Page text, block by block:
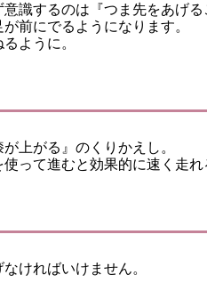
識するのは『つま先をあげる
前にでるようになります。
ように。
上がる』のくりかえし。
って進むと効果的に速く走れ
ければいけません。